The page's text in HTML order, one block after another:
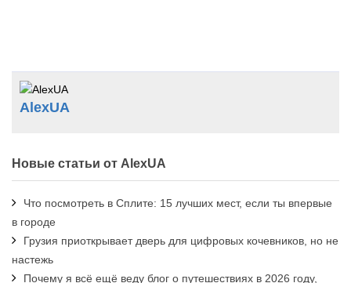
AlexUA
Новые статьи от AlexUA
Что посмотреть в Сплите: 15 лучших мест, если ты впервые
в городе
Грузия приоткрывает дверь для цифровых кочевников, но не
настежь
Почему я всё ещё веду блог о путешествиях в 2026 году,